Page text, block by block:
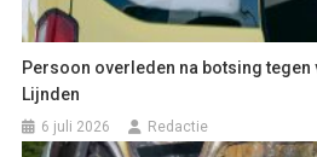
Persoon overleden na botsing tegen
Lijnden
6 juli 2026 Redactie